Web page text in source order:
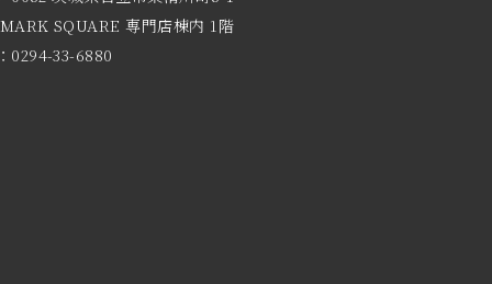
SQUARE 専門店棟内 1階
0294-33-6880